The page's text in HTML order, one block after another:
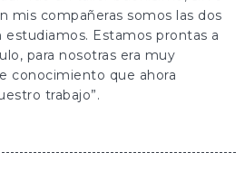
mis compañeras somos las dos
Estamos prontas a
para nosotras era muy
conocimiento que ahora
trabajo”.